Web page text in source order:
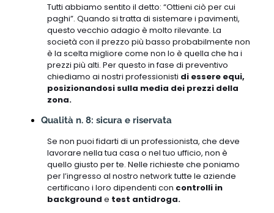
Tutti abbiamo sentito il detto: “Ottieni ciò per cui
paghi”. Quando si tratta di sistemare i pavimenti,
questo vecchio adagio è molto rilevante. La
società con il prezzo più basso probabilmente non
è la scelta migliore come non lo è quella che ha i
prezzi più alti. Per questo in fase di preventivo
chiediamo ai nostri professionisti di essere equi,
posizionandosi sulla media dei prezzi della
zona.
Qualità n. 8: sicura e riservata
Se non puoi fidarti di un professionista, che deve
lavorare nella tua casa o nel tuo ufficio, non è
quello giusto per te. Nelle richieste che poniamo
per l’ingresso al nostro network tutte le aziende
certificano i loro dipendenti con controlli in
background e test antidroga.